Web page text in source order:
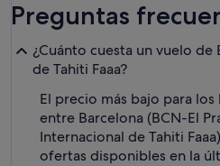
Preguntas
¿Cuánto cuesta un vuelo de
de Tahiti Faaa?
El precio más bajo para
entre Barcelona (BCN-El
Internacional de Tahiti
ofertas disponibles en la